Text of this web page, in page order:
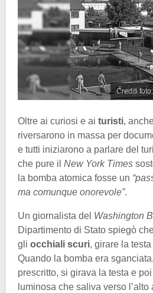
Crediti
Oltre ai curiosi e ai turisti,
riversarono in massa per
e tutti iniziarono a parlare del
che pure il New York Times
la bomba atomica fosse un
ma comunque onorevole”.
Un giornalista del Washington
Dipartimento di Stato spiegò
gli occhiali scuri, girare la
Quando la bomba era
prescritto, si girava la testa e
luminosa che saliva verso